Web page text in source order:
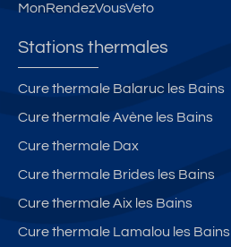
MonRendezVousVeto
Stations thermales
Cure thermale Balaruc les Bains
Cure thermale Avène les Bains
Cure thermale Dax
Cure thermale Brides les Bains
Cure thermale Aix les Bains
Cure thermale Lamalou les Bains